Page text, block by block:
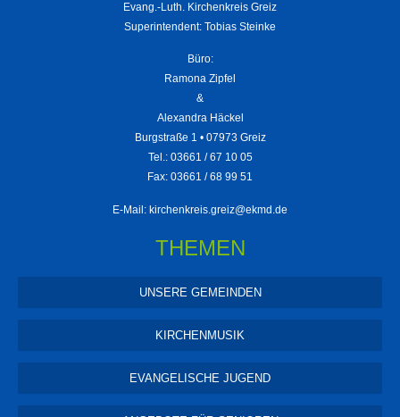
Evang.-Luth. Kirchenkreis Greiz
Superintendent: Tobias Steinke
Büro:
Ramona Zipfel
&
Alexandra Häckel
Burgstraße 1 • 07973 Greiz
Tel.: 03661 / 67 10 05
Fax: 03661 / 68 99 51
E-Mail: kirchenkreis.greiz@ekmd.de
THEMEN
UNSERE GEMEINDEN
KIRCHENMUSIK
EVANGELISCHE JUGEND